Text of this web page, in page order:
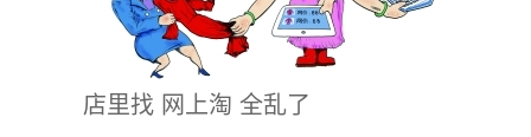
店里找 网上淘 全乱了